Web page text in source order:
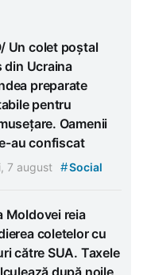
Un colet poștal
din Ucraina
preparate
pentru
Oamenii
au confiscat
7 august #Social
Moldovei reia
coletelor cu
către SUA. Taxele
după noile